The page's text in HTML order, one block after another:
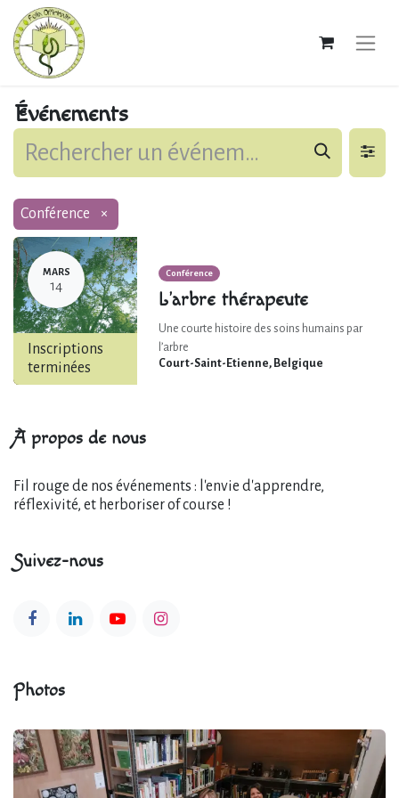
Événements
Conférence ×
MARS
14
Inscriptions
terminées
Conférence
L’arbre thérapeute
Une courte histoire des soins humains par
l’arbre
Court-Saint-Etienne, Belgique
À propos de nous
Fil rouge de nos événements : l'envie d'apprendre,
réflexivité, et herboriser of course !
Suivez-nous
Photos